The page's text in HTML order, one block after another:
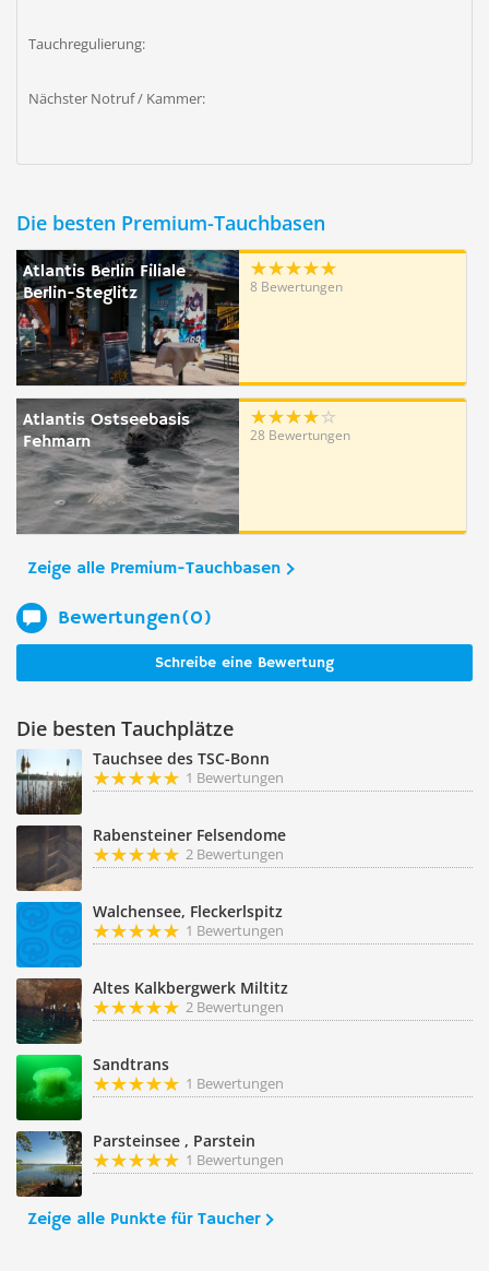
Tauchregulierung:
Nächster Notruf / Kammer:
Die besten Premium-Tauchbasen
Atlantis Berlin Filiale
Berlin-Steglitz
8 Bewertungen
Atlantis Ostseebasis
Fehmarn
28 Bewertungen
Zeige alle Premium-Tauchbasen
Bewertungen(0)
Schreibe eine Bewertung
Die besten Tauchplätze
Tauchsee des TSC-Bonn
1 Bewertungen
Rabensteiner Felsendome
2 Bewertungen
Walchensee, Fleckerlspitz
1 Bewertungen
Altes Kalkbergwerk Miltitz
2 Bewertungen
Sandtrans
1 Bewertungen
Parsteinsee , Parstein
1 Bewertungen
Zeige alle Punkte für Taucher